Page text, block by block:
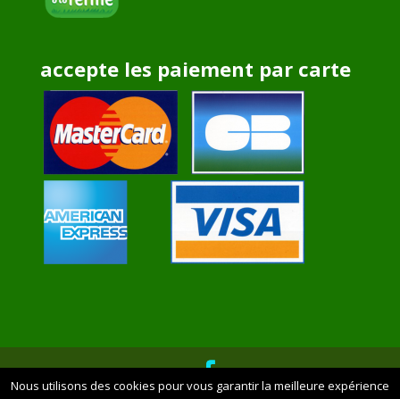
accepte les paiement par carte
Nous utilisons des cookies pour vous garantir la meilleure expérience